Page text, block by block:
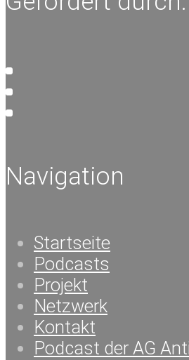
Navigation
Startseite
Podcasts
Projekt
Netzwerk
Kontakt
Podcast der AG